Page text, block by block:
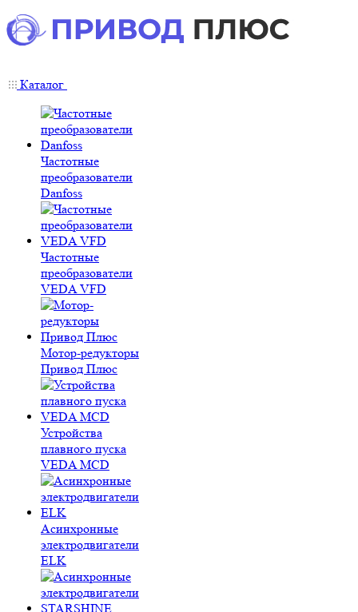
Каталог
Частотные
преобразователи
Danfoss
Частотные
преобразователи
VEDA VFD
Мотор-редукторы
Привод Плюс
Устройства
плавного пуска
VEDA MCD
Асинхронные
электродвигатели
ELK